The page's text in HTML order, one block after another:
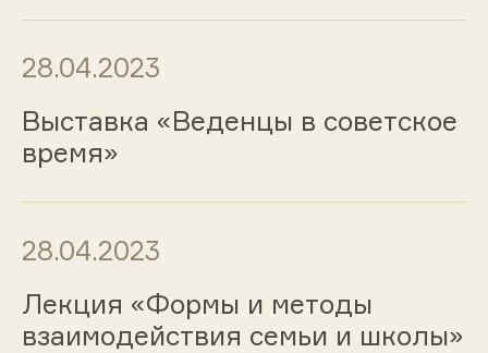
28.04.2023
Выставка «Веденцы в советское
время»
28.04.2023
Лекция «Формы и методы
взаимодействия семьи и школы»